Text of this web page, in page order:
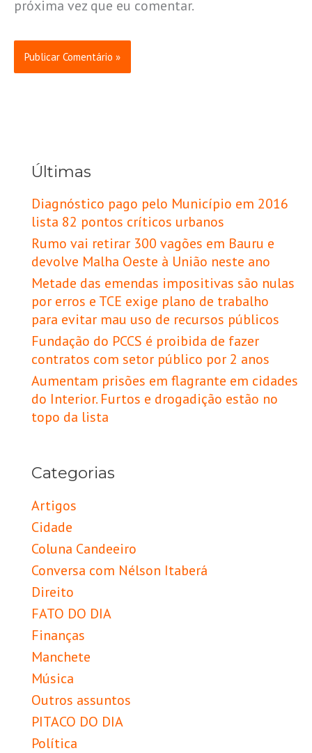
próxima vez que eu comentar.
Últimas
Diagnóstico pago pelo Município em 2016
lista 82 pontos críticos urbanos
Rumo vai retirar 300 vagões em Bauru e
devolve Malha Oeste à União neste ano
Metade das emendas impositivas são nulas
por erros e TCE exige plano de trabalho
para evitar mau uso de recursos públicos
Fundação do PCCS é proibida de fazer
contratos com setor público por 2 anos
Aumentam prisões em flagrante em cidades
do Interior. Furtos e drogadição estão no
topo da lista
Categorias
Artigos
Cidade
Coluna Candeeiro
Conversa com Nélson Itaberá
Direito
FATO DO DIA
Finanças
Manchete
Música
Outros assuntos
PITACO DO DIA
Política